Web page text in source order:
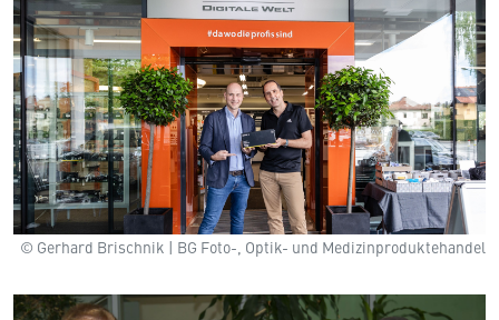
© Gerhard Brischnik | BG Foto-, Optik- und Medizinproduktehandel